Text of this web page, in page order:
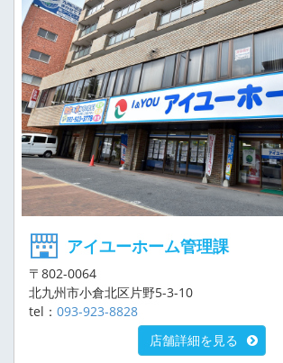
アイユーホーム管理課
〒802-0064
北九州市小倉北区片野5-3-10
tel： 093-923-8828
店舗詳細を見る